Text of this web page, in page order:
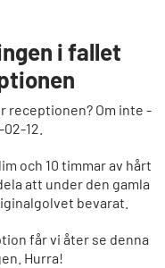
i fallet
receptionen? Om inte -
12.
och 10 timmar av hårt
att under den gamla
bevarat.
får vi åter se denna
Hurra!